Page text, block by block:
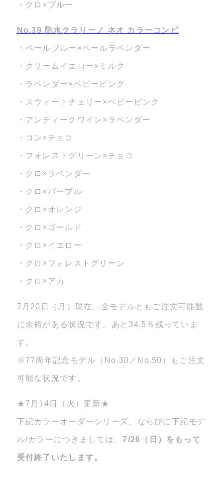
・クロ×ブルー
No.39 防水クラリーノ ネオ カラーコンビ
・ペールブルー×ペールラベンダー
・クリームイエロー×ミルク
・ラベンダー×ベビーピンク
・スウィートチェリー×ベビーピンク
・アンティークワイン×ラベンダー
・コン×チョコ
・フォレストグリーン×チョコ
・クロ×ラベンダー
・クロ×パープル
・クロ×オレンジ
・クロ×ゴールド
・クロ×イエロー
・クロ×フォレストグリーン
・クロ×アカ
7月20日（月）現在、全モデルともご注文可能数
に余裕がある状況です。あと34.5％残っていま
す。
※77周年記念モデル（No.30／No.50）もご注文
可能な状況です。
★7月14日（火）更新★
下記カラーオーダーシリーズ、ならびに下記モデ
ル/カラーにつきましては、7/26（日）をもって
受付終了いたします。